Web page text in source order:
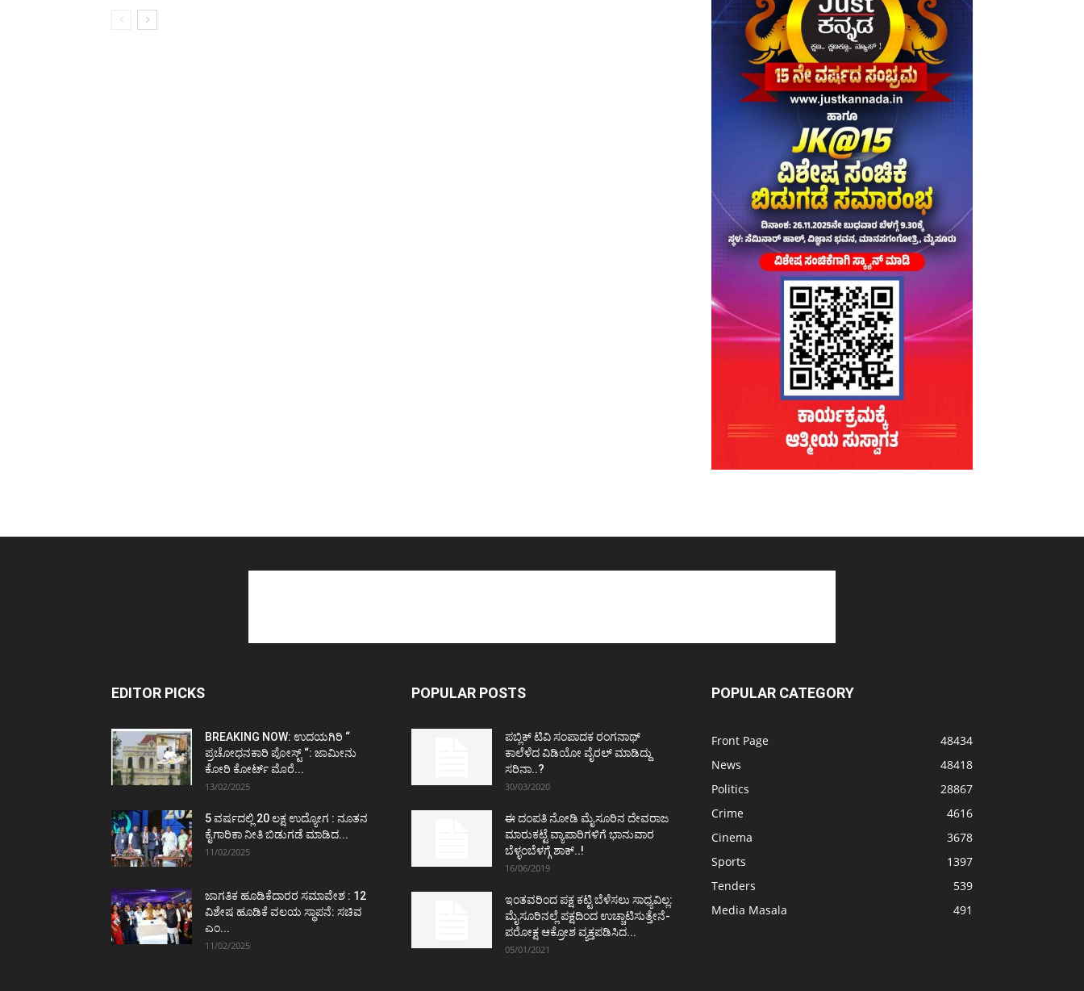
EDITOR PICKS
BREAKING NOW: ಉದಯಗಿರಿ “
ಪ್ರಚೋಧನಕಾರಿ ಪೋಸ್ಟ್‌ “: ಜಾಮೀನು
ಕೋರಿ ಕೋರ್ಟ್‌ ಮೊರೆ...
13/02/2025
5 ವರ್ಷದಲ್ಲಿ 20 ಲಕ್ಷ ಉದ್ಯೋಗ : ನೂತನ
ಕೈಗಾರಿಕಾ ನೀತಿ ಬಿಡುಗಡೆ ಮಾಡಿದ...
11/02/2025
ಜಾಗತಿಕ ಹೂಡಿಕೆದಾರರ ಸಮಾವೇಶ : 12
ವಿಶೇಷ ಹೂಡಿಕೆ ವಲಯ ಸ್ಥಾಪನೆ: ಸಚಿವ
ಎಂ...
11/02/2025
POPULAR POSTS
ಪಬ್ಲಿಕ್ ಟಿವಿ ಸಂಪಾದಕ ರಂಗನಾಥ್
ಕಾಲೆಳೆದ ವಿಡಿಯೋ ವೈರಲ್ ಮಾಡಿದ್ದು
ಸರಿನಾ..?
30/03/2020
ಈ ದಂಪತಿ ನೋಡಿ ಮೈಸೂರಿನ ದೇವರಾಜ
ಮಾರುಕಟ್ಟೆ ವ್ಯಾಪಾರಿಗಳಿಗೆ ಭಾನುವಾರ
ಬೆಳ್ಳಂಬೆಳಗ್ಗೆ ಶಾಕ್..!
16/06/2019
ಇಂತವರಿಂದ ಪಕ್ಷ ಕಟ್ಟಿ ಬೆಳೆಸಲು ಸಾಧ್ಯವಿಲ್ಲ:
ಮೈಸೂರಿನಲ್ಲೆ ಪಕ್ಷದಿಂದ ಉಚ್ಚಾಟಿಸುತ್ತೇನೆ-
ಪರೋಕ್ಷ ಆಕ್ರೋಶ ವ್ಯಕ್ತಪಡಿಸಿದ...
05/01/2021
POPULAR CATEGORY
Front Page
48434
News
48418
Politics
28867
Crime
4616
Cinema
3678
Sports
1397
Tenders
539
Media Masala
491